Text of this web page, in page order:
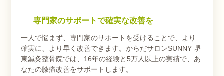
専門家のサポートで確実な改善を
一人で悩まず、専門家のサポートを受けることで、より
確実に、より早く改善できます。からだサロンSUNNY 堺
東鍼灸整骨院では、16年の経験と5万人以上の実績で、あ
なたの膝痛改善をサポートします。